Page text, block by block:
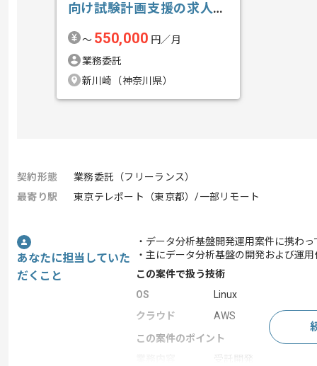
向け試験計画支援の求人・
〜 550,000 円／月
業務委託
新川崎（神奈川県）
契約形態
業務委託（フリーランス）
最寄り駅
東京テレポート（東京都）/一部リモート
あなたに担当していた
だくこと
・データ分析基盤開発運用案件に携わ
・主にデータ分析基盤の開発および運
この案件で扱う技術
OS
Linux
クラウド
AWS
この案件のポイント